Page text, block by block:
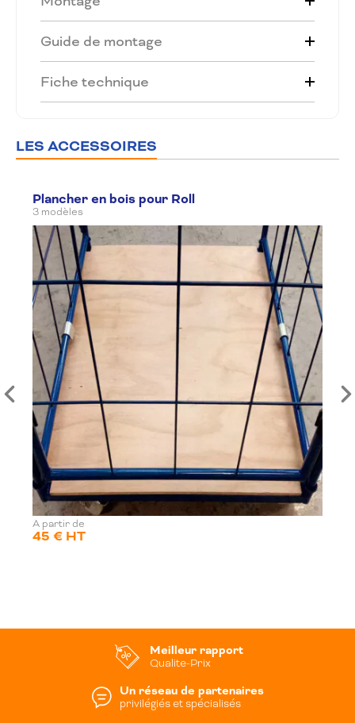
Guide de montage
Fiche technique
LES ACCESSOIRES
Plancher en bois pour Roll
3 modèles
A partir de
45 € HT
Meilleur rapport
Qualite-Prix
Un réseau de partenaires
privilégiés et spécialisés